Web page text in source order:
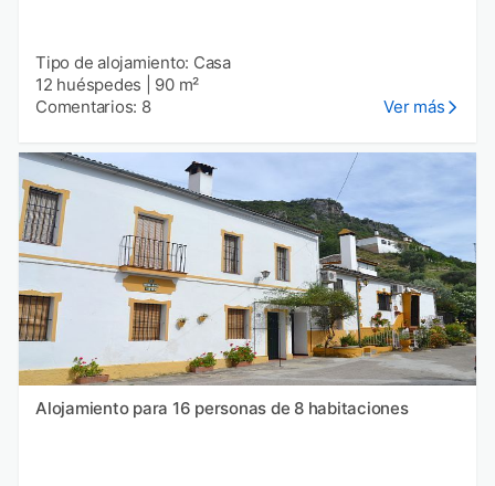
Tipo de alojamiento: Casa
12 huéspedes
90 m²
Comentarios: 8
Ver más
Alojamiento para 16 personas de 8 habitaciones